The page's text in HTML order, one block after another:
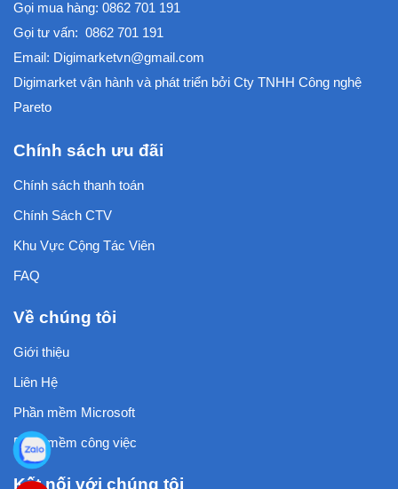
Gọi mua hàng: 0862 701 191
Gọi tư vấn: 0862 701 191
Email: Digimarketvn@gmail.com
Digimarket vận hành và phát triển bởi Cty TNHH Công nghệ
Pareto
Chính sách ưu đãi
Chính sách thanh toán
Chính Sách CTV
Khu Vực Cộng Tác Viên
FAQ
Về chúng tôi
Giới thiệu
Liên Hệ
Phần mềm Microsoft
Phần mềm công việc
Kết nối với chúng tôi